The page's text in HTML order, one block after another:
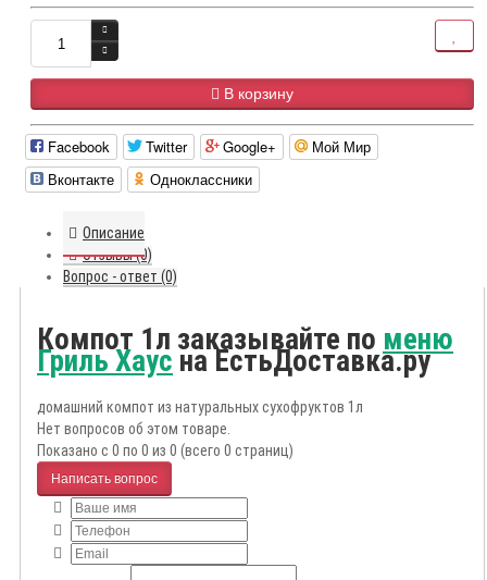
В корзину
Facebook Twitter Google+
Мой Мир
Вконтакте
Одноклассники
Описание
Отзывы (0)
Вопрос - ответ (0)
Компот 1л заказывайте по меню
Гриль Хаус на ЕстьДоставка.ру
домашний компот из натуральных сухофруктов 1л
Нет вопросов об этом товаре.
Показано с 0 по 0 из 0 (всего 0 страниц)
Написать вопрос